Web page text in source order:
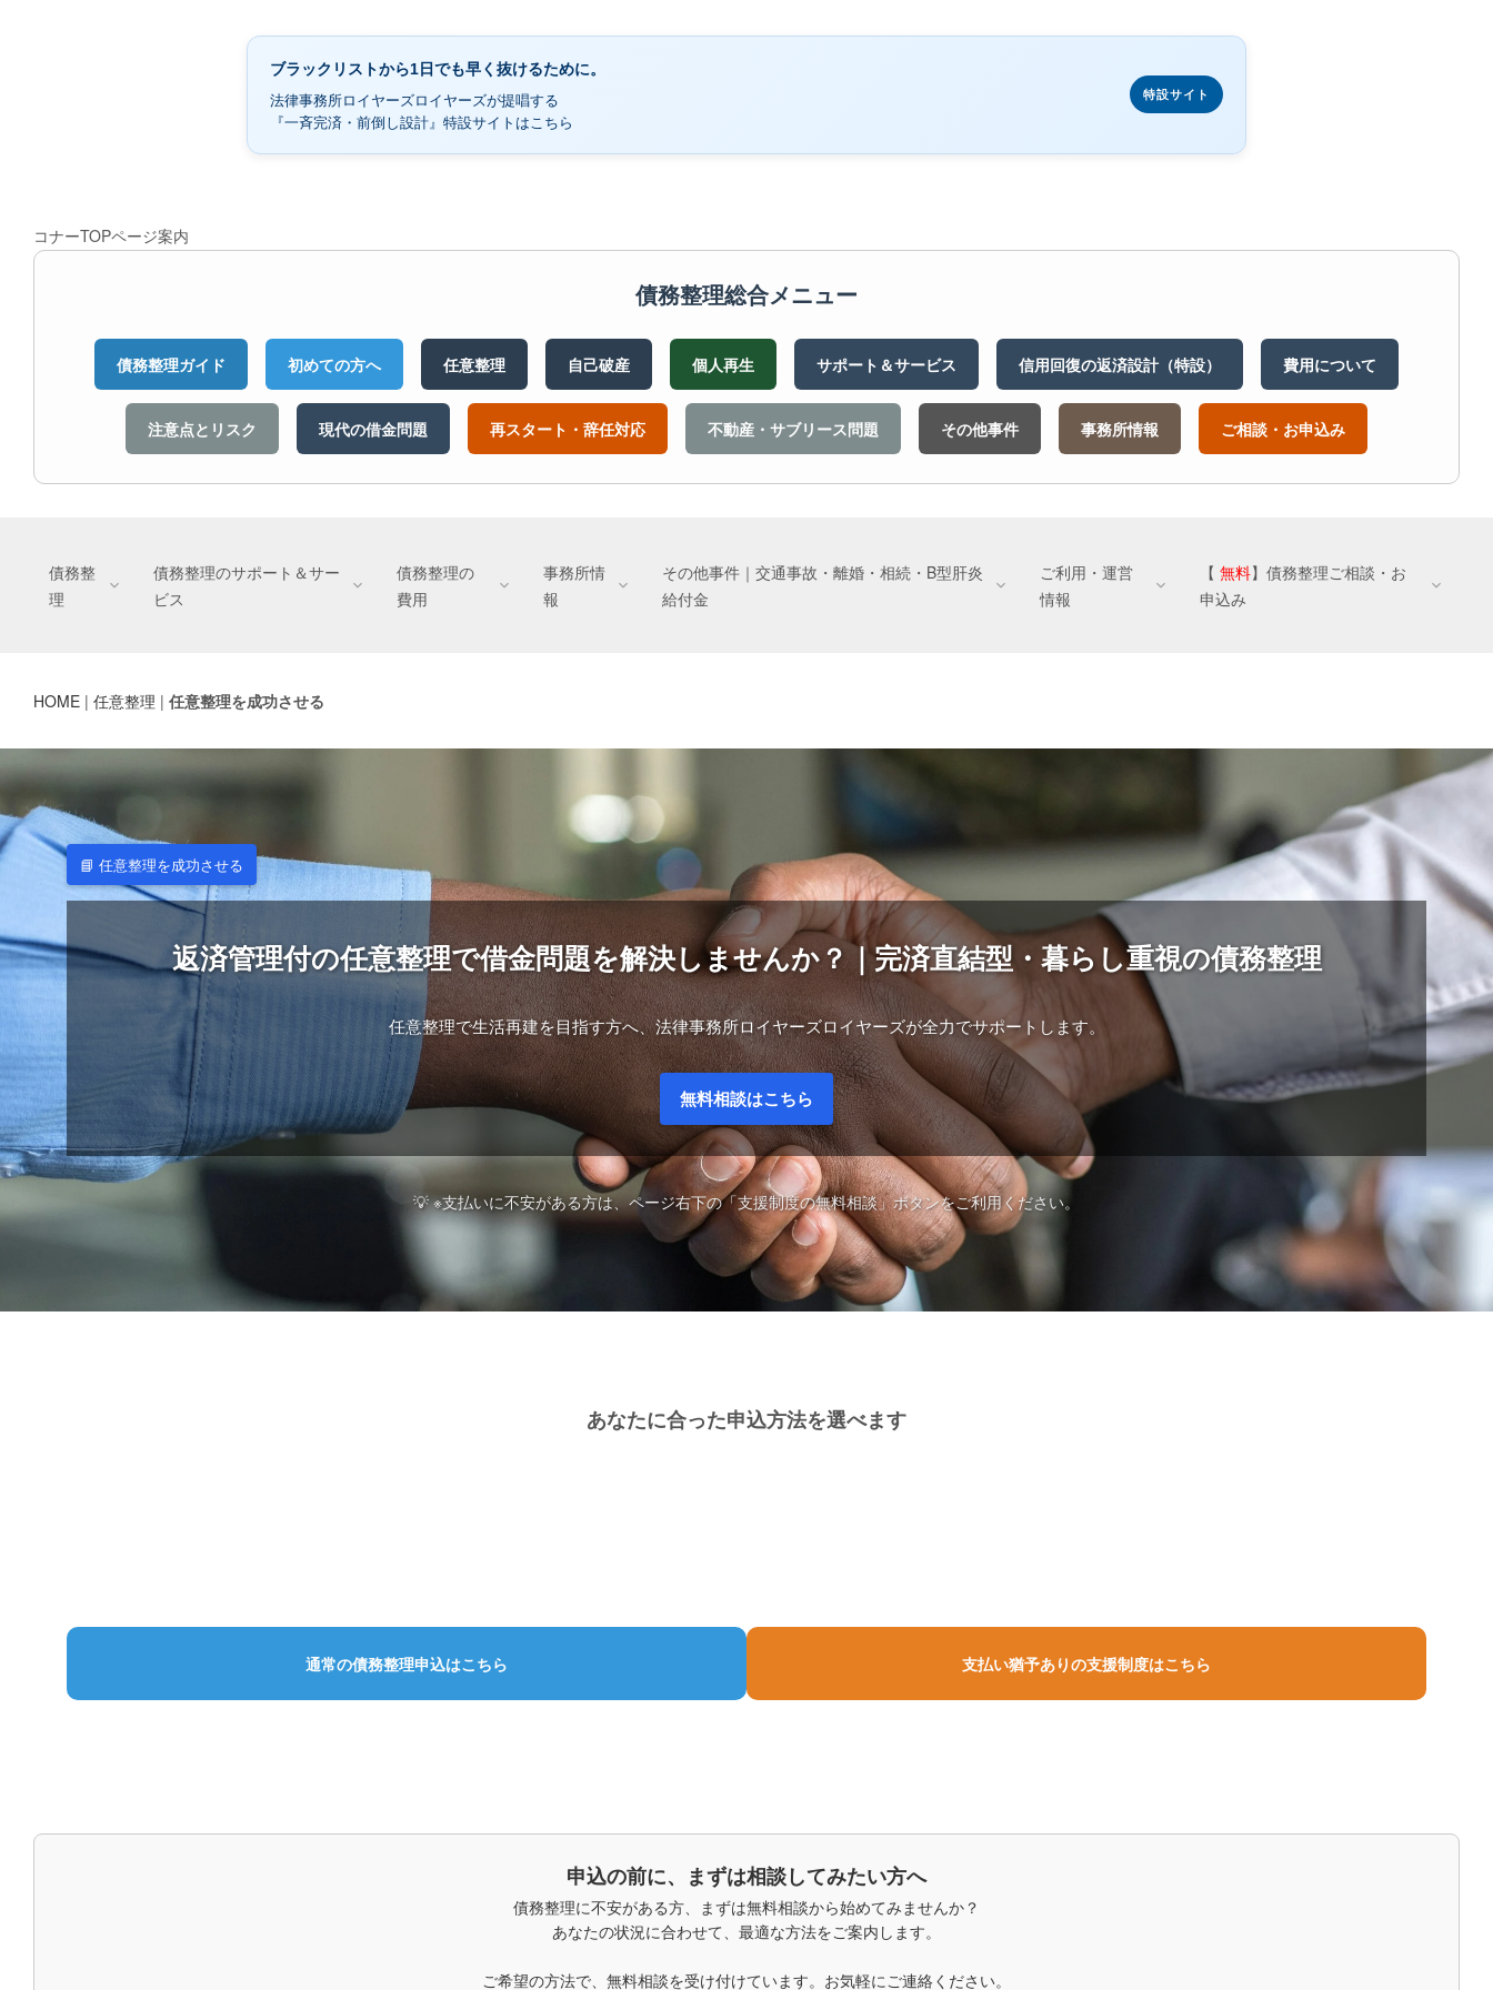
ブラックリストから1日でも早く抜けるために。
法律事務所ロイヤーズロイヤーズが提唱する
『一斉完済・前倒し設計』特設サイトはこちら
特設サイト
コナーTOPページ案内
債務整理総合メニュー
債務整理ガイド 初めての方へ 任意整理 自己破産 個人再生 サポート＆サービス 信用回復の返済設計（特設） 費用について
注意点とリスク 現代の借金問題 再スタート・辞任対応 不動産・サブリース問題 その他事件 事務所情報 ご相談・お申込み
債務整
理
債務整理とは｜借金解決方法・メリット・デメリット 借金シミュレーション
債務の相談時期
借金検討のタイミング
相談しにくい借金の悩み｜一人で悩むリスク
債務整理｜よくある質問コーナー
債務整理の質問の総合案内
よくある質問｜任意整理編
よくある質問｜個人再生手続編
よくある質問｜自己破産編
債務整理用語
関連ページ
債務整理で借金返済がラクになる
任意整理と個人再生手続の違いについて
債務整理で弁護士が役立つとき
債務整理の体験談
債務整理の第一歩｜あなたに合ったスタートを選んでください
債務整理のサポート＆サー
ビス
債務整理のサポートとサービス｜受任から完済までの安心管理
サポートとサービス窓口 ご用意いただく書類 進捗配信メール
債務整理の入り口
お支払方法のご案内 債務整理の実行金
債務整理の実行日 契約内容の変更 トラブル専用相談窓口
サービス紹介窓口 入金確認メール おまとめ請求
進捗状況のお知らせ 任意整理進行状況 個人再生進行状況
債務残高のご確認 全和解のお知らせ
各種メールサービス
債務整理の
費用
債務整理の費用｜安心してご相談いただくために
債務整理の弁護士費用とは 弁護士費用
事務所情
報
事務所情報総合案内 所長メッセージ 事務所の沿革 連絡先・事務所所在地 債務整理のバイブル｜刊行本 サステナビリティ
安心・安全な社会の実現 貧困・多重債務をなくす 地球環境の保全 人材の尊重
サステナビリティの基盤
その他事件｜交通事故・離婚・相続・B型肝炎
給付金
相続｜交通事故｜離婚 お申込みフォーム B型肝炎給付金
ご利用・運営
情報
ご利用・運営情報｜安心してご相談いただくために
サイトマップ ご利用にあたって メール受信許可設定のお願い
【 無料】債務整理ご相談・お
申込み
通常の債務整理申込はこちら 支払猶予ありの支援制度はこちら
HOME | 任意整理 | 任意整理を成功させる
📘 任意整理を成功させる
返済管理付の任意整理で借金問題を解決しませんか？｜完済直結型・暮らし重視の債務整理
任意整理で生活再建を目指す方へ、法律事務所ロイヤーズロイヤーズが全力でサポートします。
無料相談はこちら
💡 ※支払いに不安がある方は、ページ右下の「支援制度の無料相談」ボタンをご利用ください。
あなたに合った申込方法を選べます
通常の債務整理申込はこちら 支払い猶予ありの支援制度はこちら
申込の前に、まずは相談してみたい方へ
債務整理に不安がある方、まずは無料相談から始めてみませんか？
あなたの状況に合わせて、最適な方法をご案内します。
ご希望の方法で、無料相談を受け付けています。お気軽にご連絡ください。